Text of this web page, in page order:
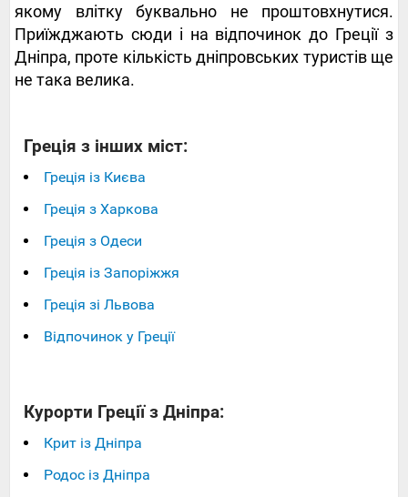
якому влітку буквально не проштовхнутися.
Приїжджають сюди і на відпочинок до Греції з
Дніпра, проте кількість дніпровських туристів ще
не така велика.
Греція з інших міст:
Греція із Києва
Греція з Харкова
Греція з Одеси
Греція із Запоріжжя
Греція зі Львова
Відпочинок у Греції
Курорти Греції з Дніпра:
Крит із Дніпра
Родос із Дніпра